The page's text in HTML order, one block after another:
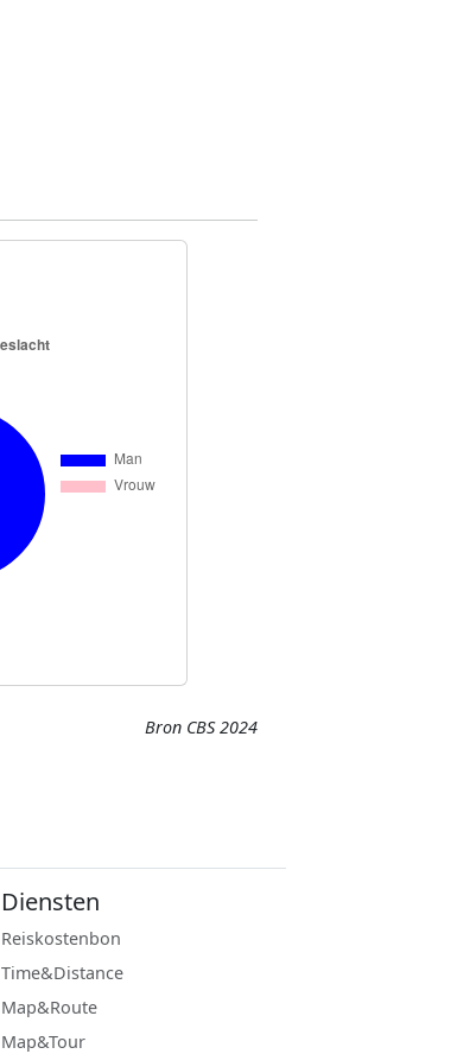
Bron CBS 2024
Diensten
Reiskostenbon
Time&Distance
Map&Route
Map&Tour